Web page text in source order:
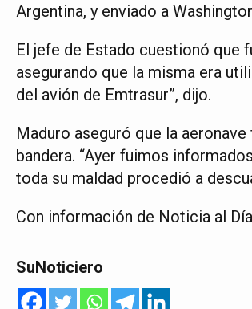
Argentina, y enviado a
El jefe de Estado cuestionó que
asegurando que la misma era
del avión de Emtrasur”, dijo.
Maduro aseguró que la
bandera. “Ayer fuimos
toda su maldad procedió a
Con información de Noticia al Día
SuNoticiero